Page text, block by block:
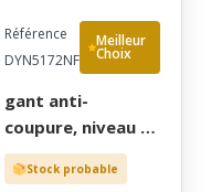
Référence
DYN5172NF
Meilleur
Choix
gant anti-
coupure, niveau 5,
hdpe jauge 13
enduction pu grip
Stock probable